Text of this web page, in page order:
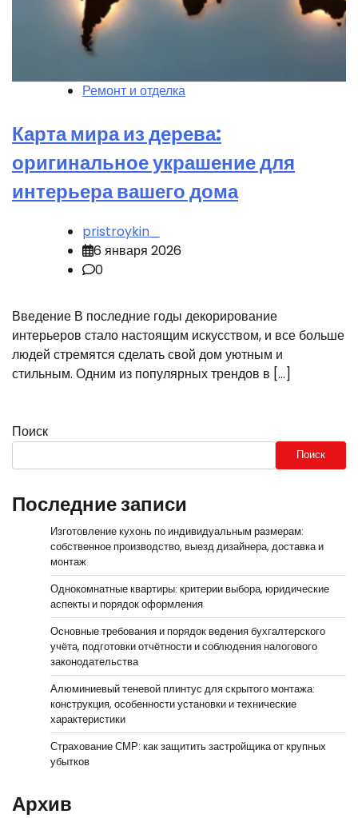
Ремонт и отделка
Карта мира из дерева:
оригинальное украшение для
интерьера вашего дома
pristroykin_
6 января 2026
0
Введение В последние годы декорирование
интерьеров стало настоящим искусством, и все больше
людей стремятся сделать свой дом уютным и
стильным. Одним из популярных трендов в […]
Поиск
Поиск
Последние записи
Изготовление кухонь по индивидуальным размерам:
собственное производство, выезд дизайнера, доставка и
монтаж
Однокомнатные квартиры: критерии выбора, юридические
аспекты и порядок оформления
Основные требования и порядок ведения бухгалтерского
учёта, подготовки отчётности и соблюдения налогового
законодательства
Алюминиевый теневой плинтус для скрытого монтажа:
конструкция, особенности установки и технические
характеристики
Страхование СМР: как защитить застройщика от крупных
убытков
Архив